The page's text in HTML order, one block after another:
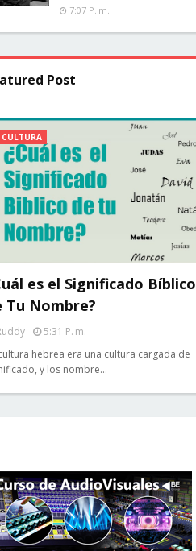
7:07 P. M.
Post
CULTURA
es el Significado Bíblico
Tu Nombre?
5:31 P. M.
hebrea era una cultura cargada de
y los nombre…